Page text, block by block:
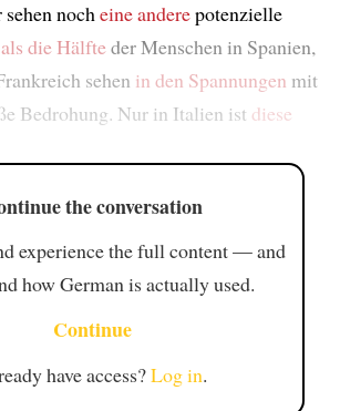
nocheine anderepotenzielle
die Hälfteder Menschen in Spanien,
sehen in den Spannungen mit
Bedrohung. Nur in Italien ist diese
the conversation
experience the full content — and
how German is actually used.
Continue
have access?Log in.